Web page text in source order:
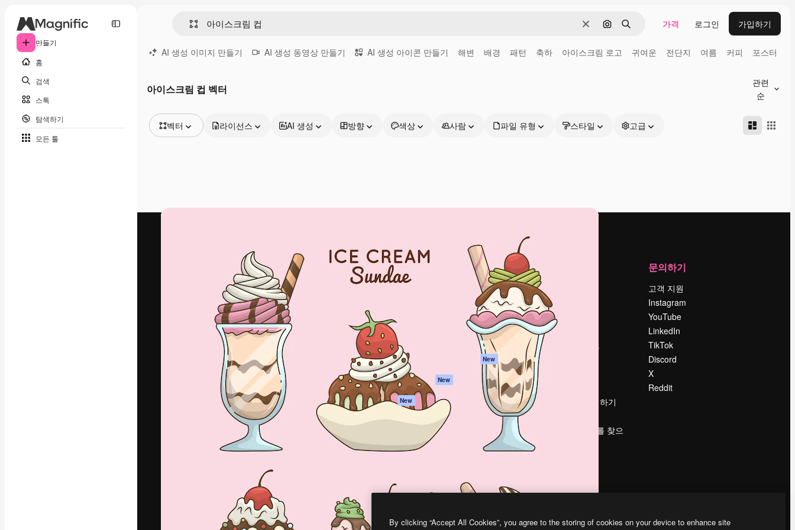
만들기
홈
검색
스톡
탐색하기
모든 툴
지우기이미지로 검색
검색 가격 로그인 가입하기
AI 생성 이미지 만들기 AI 생성 동영상 만들기 AI 생성 아이콘 만들기 해변 배경 패턴 축하 아이스크림 로고 귀여운 전단지 여름 커피 포스터
아이스크림 컵 벡터
관련
순
벡터
동영상
라이선스 AI 생성 방향 색상 사람 파일 유형 스타일 고급
최고의 결과물을 이끌어내는 크리에이티브
플랫폼. 크리에이터, 엔터프라이즈, 에이전시,
스튜디오를 아우르는 100만 명 이상의 구독
자.
한국어
프로덕트
AI 이미지 생성기
AI 동영상 생성기
AI 텍스트 음성 변환
스톡 콘텐츠
Claude/ChatGPT
용 MCP
New
Agents New
모든 Magnific 툴
시작하기
Academy
문서
지원
이용 약관
개인정보 보호 정책
New
쿠키 정책
Trust Center
제휴 파트너
비지니스
Reviews
검색 트렌드
콘텐츠 판매하기
magnific.ai를 찾으
문의하기
고객 지원
Instagram
YouTube
LinkedIn
TikTok
Discord
X
Reddit
Copyright © 2010-
By clicking “Accept All Cookies”, you agree to the storing of cookies on your device to enhance site